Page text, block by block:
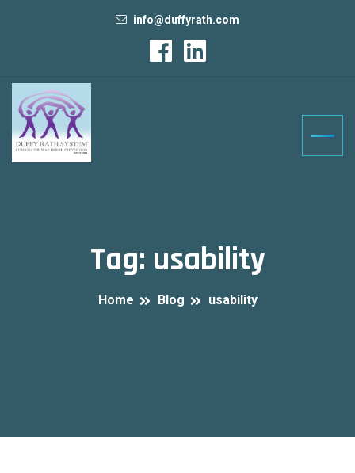
info@duffyrath.com
Tag: usability
Home Blog usability